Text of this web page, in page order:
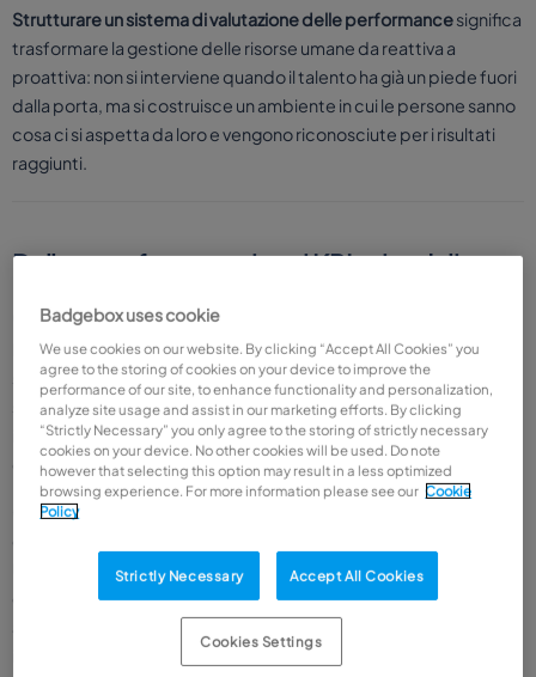
Strutturare un sistema di valutazione delle performancesignifica
trasformare la gestione delle risorse umane da reattiva a
proattiva: non si interviene quando il talento ha già un piede fuori
dalla porta, ma si costruisce un ambiente in cui le persone sanno
cosa ci si aspetta da loro e vengono riconosciute per i risultati
raggiunti.
Dalla metafora sportiva ai KPI aziendali
Cosa impariamo dal Pallone d'Oro
Il fascino del Pallone d'Oro sta nella sua complessità: non vince
solo chi segna di più, ma chi ha il maggiore impatto complessivo
sulla squadra, sulla competizione e sulla stagione. I criteri
includono prestazioni individuali, contributo collettivo, titoli vinti
e continuità nel tempo.
Questa logica multi-dimensionale è esattamente quella che
Un dipendente eccellente non è solo quello che chiude più
contratti o produce di più: è anche chi forma i colleghi, mantiene
alta la qualità, gestisce bene le situazioni di crisi, porta
Badgebox uses cookie
We use cookies on our website. By clicking “Accept All Cookies” you
agree to the storing of cookies on your device to improve the
performance of our site, to enhance functionality and personalization,
analyze site usage and assist in our marketing efforts. By clicking
“Strictly Necessary” you only agree to the storing of strictly necessary
cookies on your device. No other cookies will be used. Do note
however that selecting this option may result in a less optimized
browsing experience. For more information please see our Cookie
Policy
Strictly Necessary Accept All Cookies
Cookies Settings